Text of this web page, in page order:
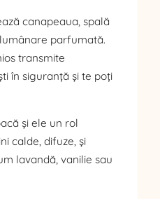
canapeaua, spală
parfumată.
transmite
în siguranță și te poți
și ele un rol
calde, difuze, și
lavandă, vanilie sau